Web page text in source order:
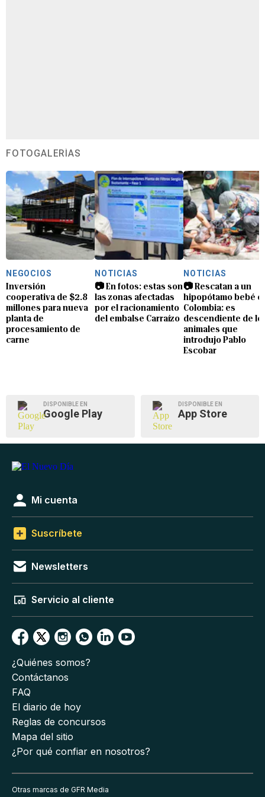
FOTOGALERÍAS
NEGOCIOS
Inversión
cooperativa de $2.8
millones para nueva
planta de
procesamiento de
carne
NOTICIAS
📷 En fotos: estas son
las zonas afectadas
por el racionamiento
del embalse Carraízo
NOTICIAS
📷 Rescatan a un
hipopótamo bebé
Colombia: es
descendiente de
animales que
introdujo Pablo
Escobar
DISPONIBLE EN
Google Play
DISPONIBLE EN
App Store
Mi cuenta
Suscríbete
Newsletters
Servicio al cliente
¿Quiénes somos?
Contáctanos
FAQ
El diario de hoy
Reglas de concursos
Mapa del sitio
¿Por qué confiar en nosotros?
Otras marcas de GFR Media